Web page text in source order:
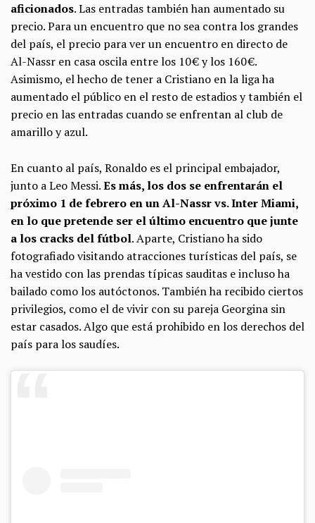
aficionados. Las entradas también han aumentado su
precio. Para un encuentro que no sea contra los grandes
del país, el precio para ver un encuentro en directo de
Al-Nassr en casa oscila entre los 10 € y los 160 €.
Asimismo, el hecho de tener a Cristiano en la liga ha
aumentado el público en el resto de estadios y también el
precio en las entradas cuando se enfrentan al club de
amarillo y azul.
En cuanto al país, Ronaldo es el principal embajador,
junto a Leo Messi.Es más, los dos se enfrentarán el
próximo 1 de febrero en un Al-Nassr vs. Inter Miami,
en lo que pretende ser el último encuentro que junte
a los cracks del fútbol. Aparte, Cristiano ha sido
fotografiado visitando atracciones turísticas del país, se
ha vestido con las prendas típicas sauditas e incluso ha
bailado como los autóctonos. También ha recibido ciertos
privilegios, como el de vivir con su pareja Georgina sin
estar casados. Algo que está prohibido en los derechos del
país para los saudíes.